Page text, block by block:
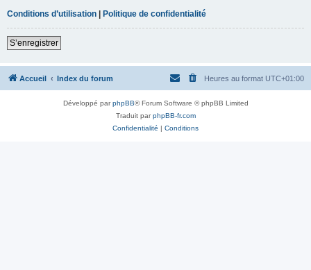
Conditions d’utilisation | Politique de confidentialité
S’enregistrer
Accueil Index du forum Heures au format UTC+01:00
Développé parphpBB® Forum Software © phpBB Limited
Traduit parphpBB-fr.com
Confidentialité | Conditions